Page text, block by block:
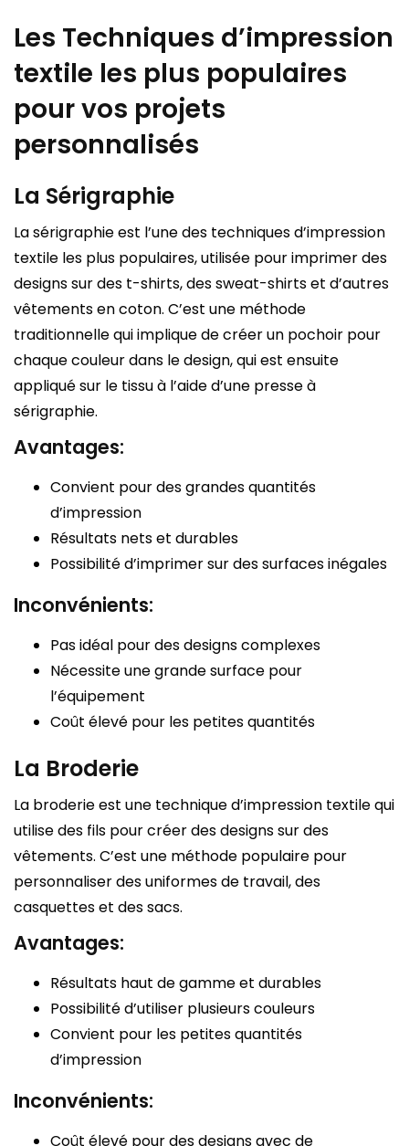
Les Techniques d’impression
textile les plus populaires
pour vos projets
personnalisés
La Sérigraphie
La sérigraphie est l’une des techniques d’impression
textile les plus populaires, utilisée pour imprimer des
designs sur des t-shirts, des sweat-shirts et d’autres
vêtements en coton. C’est une méthode
traditionnelle qui implique de créer un pochoir pour
chaque couleur dans le design, qui est ensuite
appliqué sur le tissu à l’aide d’une presse à
sérigraphie.
Avantages:
Convient pour des grandes quantités
d’impression
Résultats nets et durables
Possibilité d’imprimer sur des surfaces inégales
Inconvénients:
Pas idéal pour des designs complexes
Nécessite une grande surface pour
l’équipement
Coût élevé pour les petites quantités
La Broderie
La broderie est une technique d’impression textile qui
utilise des fils pour créer des designs sur des
vêtements. C’est une méthode populaire pour
personnaliser des uniformes de travail, des
casquettes et des sacs.
Avantages:
Résultats haut de gamme et durables
Possibilité d’utiliser plusieurs couleurs
Convient pour les petites quantités
d’impression
Inconvénients:
Coût élevé pour des designs avec de